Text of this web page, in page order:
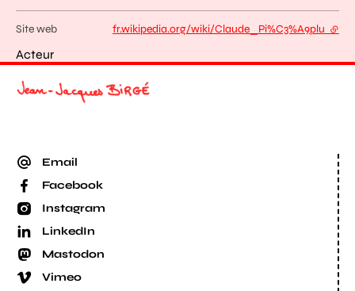
Site web fr.wikipedia.org/wiki/Claude_Pi%C3%A9plu -
Acteur
Email
Facebook
Instagram
LinkedIn
Mastodon
Vimeo